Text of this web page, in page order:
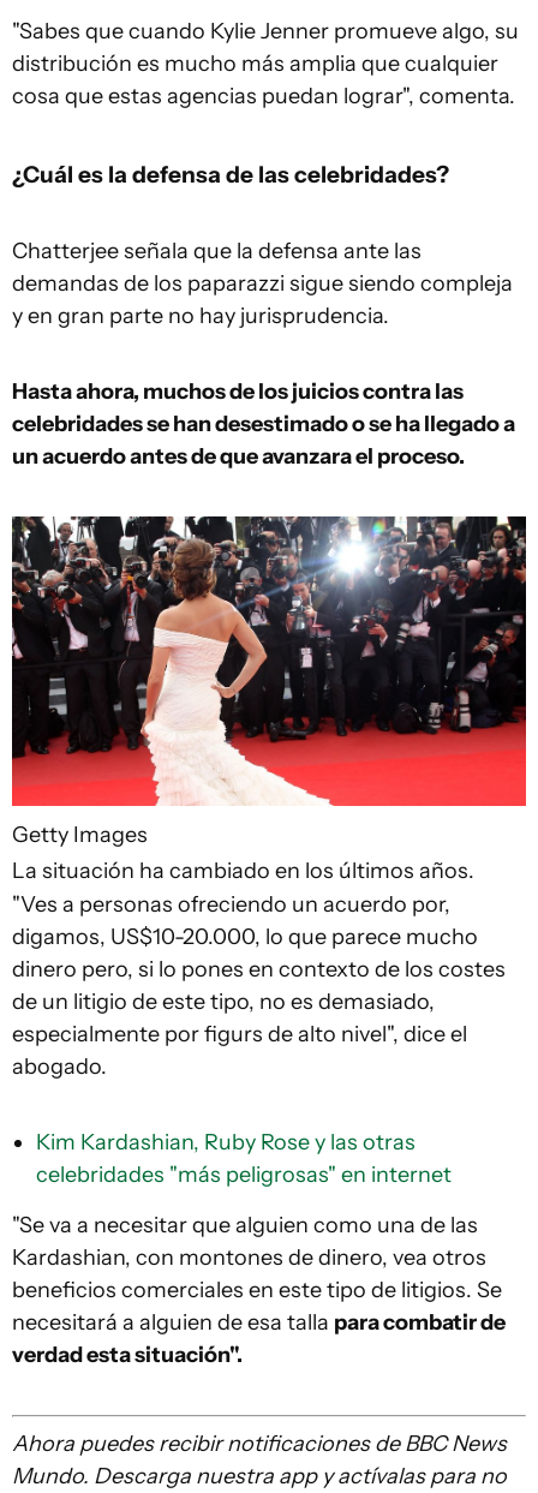
"Sabes que cuando Kylie Jenner promueve algo, su
distribución es mucho más amplia que cualquier
cosa que estas agencias puedan lograr", comenta.
¿Cuál es la defensa de las celebridades?
Chatterjee señala que la defensa ante las
demandas de los paparazzi sigue siendo compleja
y en gran parte no hay jurisprudencia.
Hasta ahora, muchos de los juicios contra las
celebridades se han desestimado o se ha llegado a
un acuerdo antes de que avanzara el proceso.
Getty Images
La situación ha cambiado en los últimos años.
"Ves a personas ofreciendo un acuerdo por,
digamos, US$10-20.000, lo que parece mucho
dinero pero, si lo pones en contexto de los costes
de un litigio de este tipo, no es demasiado,
especialmente por figurs de alto nivel", dice el
abogado.
Kim Kardashian, Ruby Rose y las otras
celebridades "más peligrosas" en internet
"Se va a necesitar que alguien como una de las
Kardashian, con montones de dinero, vea otros
beneficios comerciales en este tipo de litigios. Se
necesitará a alguien de esa talla para combatir de
verdad esta situación".
Ahora puedes recibir notificaciones de BBC News
Mundo. Descarga nuestra app y actívalas para no